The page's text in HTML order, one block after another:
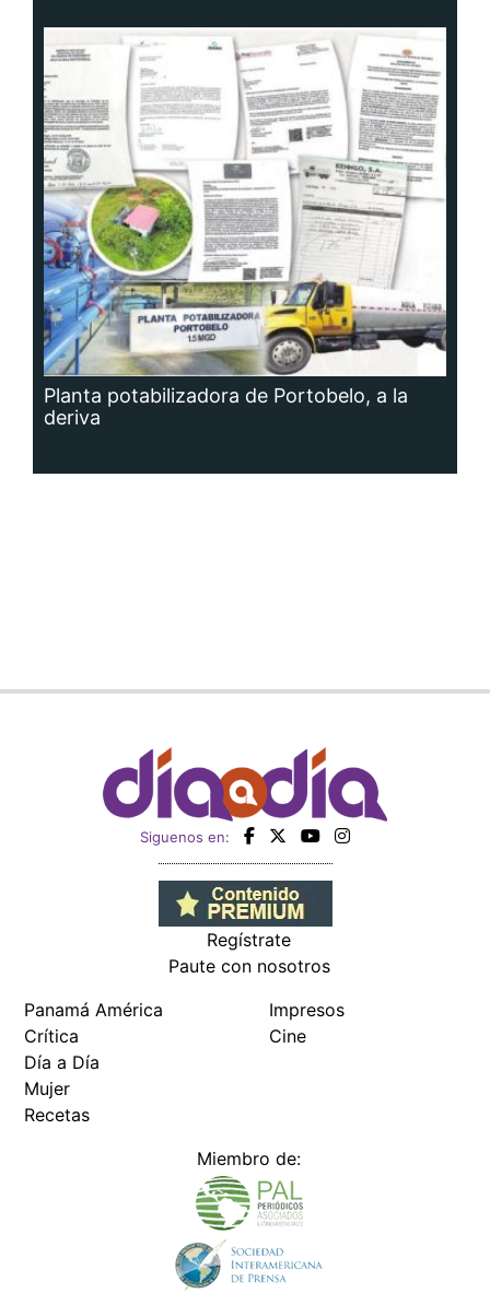
Planta potabilizadora de Portobelo, a la
deriva
Siguenos en:
Regístrate
Paute con nosotros
Panamá América
Crítica
Día a Día
Mujer
Recetas
Impresos
Cine
Miembro de: